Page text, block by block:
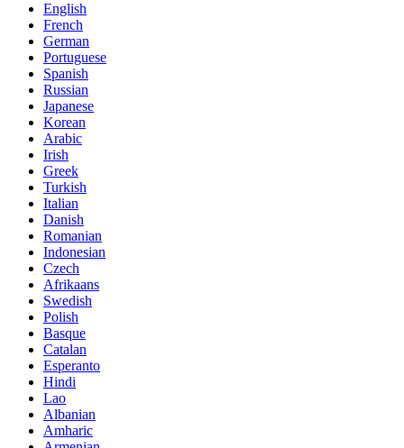
English
French
German
Portuguese
Spanish
Russian
Japanese
Korean
Arabic
Irish
Greek
Turkish
Italian
Danish
Romanian
Indonesian
Czech
Afrikaans
Swedish
Polish
Basque
Catalan
Esperanto
Hindi
Lao
Albanian
Amharic